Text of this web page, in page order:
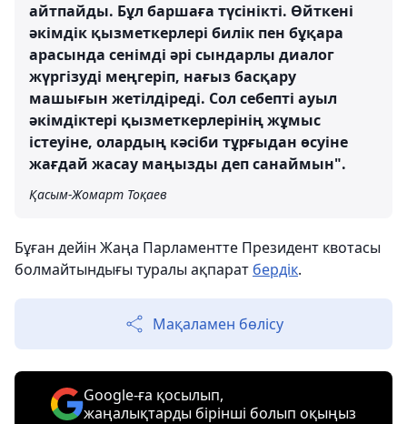
айтпайды. Бұл баршаға түсінікті. Өйткені
әкімдік қызметкерлері билік пен бұқара
арасында сенімді әрі сындарлы диалог
жүргізуді меңгеріп, нағыз басқару
машығын жетілдіреді. Сол себепті ауыл
әкімдіктері қызметкерлерінің жұмыс
істеуіне, олардың кәсіби тұрғыдан өсуіне
жағдай жасау маңызды деп санаймын".
Қасым-Жомарт Тоқаев
Бұған дейін Жаңа Парламентте Президент квотасы
болмайтындығы туралы ақпарат бердік.
Мақаламен бөлісу
Google-ға қосылып,
жаңалықтарды бірінші болып оқыңыз